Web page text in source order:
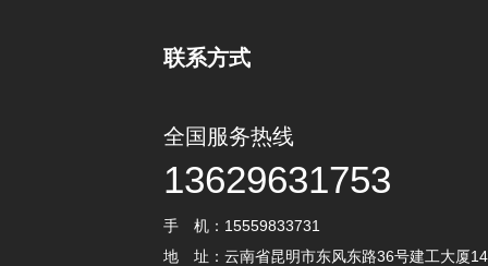
联系方式
全国服务热线
13629631753
手 机：15559833731
地 址：云南省昆明市东风东路36号建工大厦14